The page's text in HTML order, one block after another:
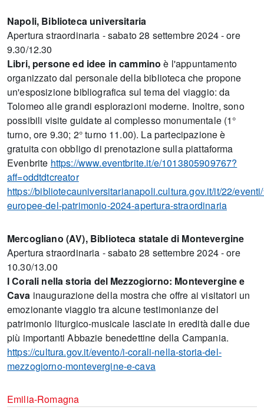
Napoli, Biblioteca universitaria
Apertura straordinaria - sabato 28 settembre 2024 - ore
9.30/12.30
Libri, persone ed idee in cammino è l'appuntamento
organizzato dal personale della biblioteca che propone
un'esposizione bibliografica sul tema del viaggio: da
Tolomeo alle grandi esplorazioni moderne. Inoltre, sono
possibili visite guidate al complesso monumentale (1°
turno, ore 9.30; 2° turno 11.00). La partecipazione è
gratuita con obbligo di prenotazione sulla piattaforma
Evenbrite https://www.eventbrite.it/e/1013805909767?
aff=oddtdtcreator
https://bibliotecauniversitarianapoli.cultura.gov.it/it/22/
europee-del-patrimonio-2024-apertura-straordinaria
Mercogliano (AV), Biblioteca statale di Montevergine
Apertura straordinaria - sabato 28 settembre 2024 - ore
10.30/13.00
I Corali nella storia del Mezzogiorno: Montevergine e
Cava inaugurazione della mostra che offre ai visitatori un
emozionante viaggio tra alcune testimonianze del
patrimonio liturgico-musicale lasciate in eredità dalle due
più importanti Abbazie benedettine della Campania.
https://cultura.gov.it/evento/i-corali-nella-storia-del-
mezzogiorno-montevergine-e-cava
Emilia-Romagna